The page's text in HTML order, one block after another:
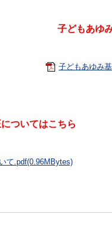
ら 子どもあゆみ基
子どもあゆみ
ついてはこちら
て.pdf(0.96MBytes)